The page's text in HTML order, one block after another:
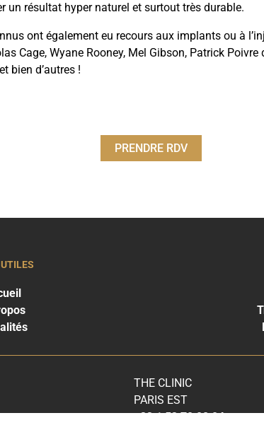
un résultat hyper naturel et surtout très durable.
ont également eu recours aux implants ou à
Cage, Wyane Rooney, Mel Gibson, Patrick Poivre
bien d’autres !
PRENDRE RDV
THE CLINIC
PARIS EST
+33 1 53 70 08 04